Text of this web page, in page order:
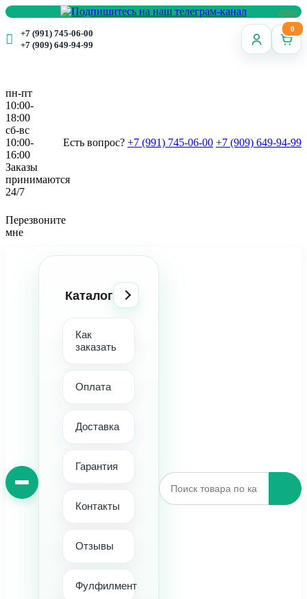
+7 (991) 745-06-00
+7 (909) 649-94-99
0
пн-пт
10:00-
18:00
сб-вс
10:00-
16:00
Заказы
принимаются
24/7
Есть вопрос? +7 (991) 745-06-00 +7 (909) 649-94-99
Перезвоните
мне
Каталог
Как
заказать
Оплата
Доставка
Гарантия
Контакты
Отзывы
Фулфилмент